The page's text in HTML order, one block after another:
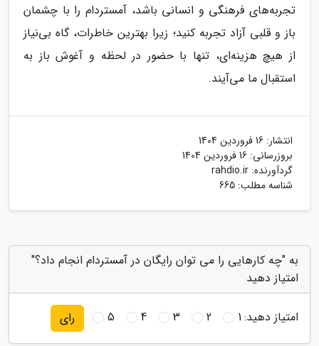
تجربه‌های فرهنگی و انسانی باشد، آمستردام را با چشمان
باز و قلبی آزاد تجربه کنید؛ زیرا بهترین خاطرات، گاه بی‌نیاز
از هیچ هزینه‌ای، تنها با حضور در لحظه و آغوش باز به
استقبال ما می‌آیند.
انتشار: 16 فروردین 1404
بروزرسانی: 16 فروردین 1404
گردآورنده: rahdio.ir
شناسه مطلب: 665
به "چه کارهایی را می توان رایگان در آمستردام انجام داد؟"
امتیاز دهید
امتیاز دهید:1
2
3
4
5 رای